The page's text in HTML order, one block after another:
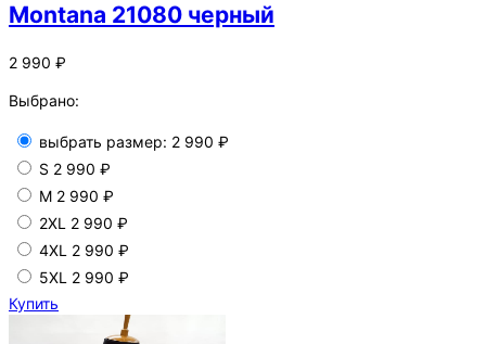
Montana 21080 черный
2 990 ₽
Выбрано:
выбрать размер: 2 990 ₽
S 2 990 ₽
М 2 990 ₽
2XL 2 990 ₽
4XL 2 990 ₽
5XL 2 990 ₽
Купить